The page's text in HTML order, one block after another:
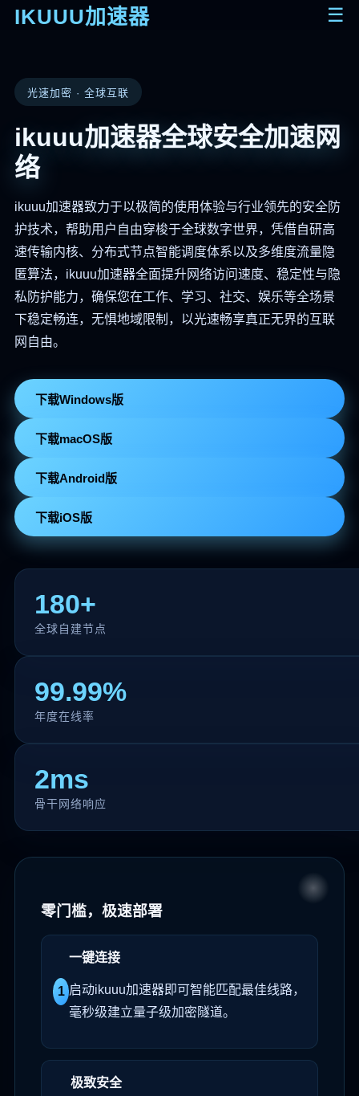
IKUUU加速器 ☰
光速加密 · 全球互联
ikuuu加速器全球安全加速网
络
ikuuu加速器致力于以极简的使用体验与行业领先的安全防
护技术，帮助用户自由穿梭于全球数字世界，凭借自研高
速传输内核、分布式节点智能调度体系以及多维度流量隐
匿算法，ikuuu加速器全面提升网络访问速度、稳定性与隐
私防护能力，确保您在工作、学习、社交、娱乐等全场景
下稳定畅连，无惧地域限制，以光速畅享真正无界的互联
网自由。
下载Windows版
下载macOS版
下载Android版
下载iOS版
180+
全球自建节点
99.99%
年度在线率
2ms
骨干网络响应
零门槛，极速部署
1
一键连接
启动ikuuu加速器即可智能匹配最佳线路，
毫秒级建立量子级加密隧道。
极致安全